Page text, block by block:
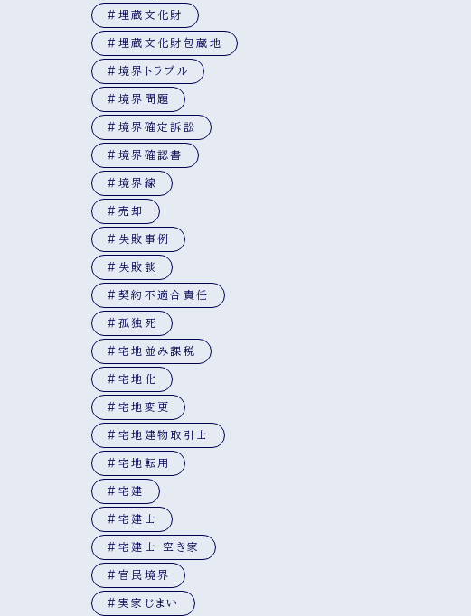
#埋蔵文化財
#埋蔵文化財包蔵地
#境界トラブル
#境界問題
#境界確定訴訟
#境界確認書
#境界線
#売却
#失敗事例
#失敗談
#契約不適合責任
#孤独死
#宅地並み課税
#宅地化
#宅地変更
#宅地建物取引士
#宅地転用
#宅建
#宅建士
#宅建士 空き家
#官民境界
#実家じまい